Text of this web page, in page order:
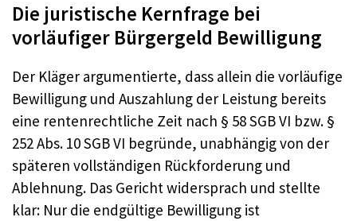
Die juristische Kernfrage bei
vorläufiger Bürgergeld Bewilligung
Der Kläger argumentierte, dass allein die vorläufige
Bewilligung und Auszahlung der Leistung bereits
eine rentenrechtliche Zeit nach § 58 SGB VI bzw. §
252 Abs. 10 SGB VI begründe, unabhängig von der
späteren vollständigen Rückforderung und
Ablehnung. Das Gericht widersprach und stellte
klar: Nur die endgültige Bewilligung ist